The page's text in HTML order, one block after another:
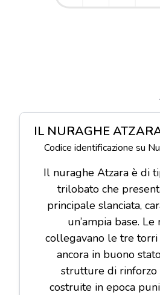
IL NURAGHE
Codice identificazione su
Il nuraghe Atzara è di
trilobato che
principale slanciata,
un’ampia base.
collegavano le tre torri
ancora in buono
strutture di rinforzo
costruite in epoca